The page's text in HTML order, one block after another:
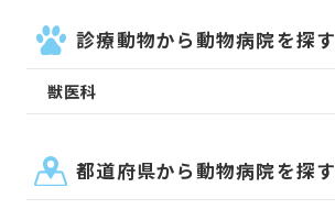
診療動物から動物病院を探す
獣医科
都道府県から動物病院を探す